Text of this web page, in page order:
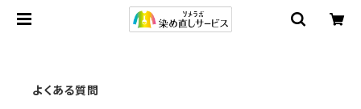
よくある質問